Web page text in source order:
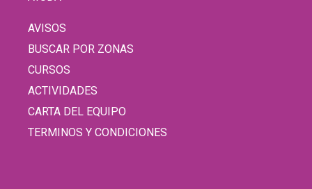
AVISOS
BUSCAR POR ZONAS
CURSOS
ACTIVIDADES
CARTA DEL EQUIPO
TERMINOS Y CONDICIONES